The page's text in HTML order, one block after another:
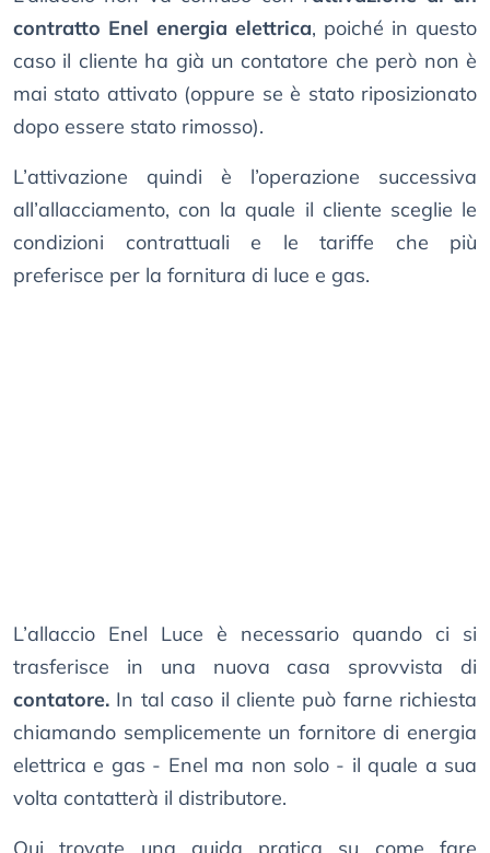
contratto Enel energia elettrica, poiché in questo
caso il cliente ha già un contatore che però non è
mai stato attivato (oppure se è stato riposizionato
dopo essere stato rimosso).
L’attivazione quindi è l’operazione successiva
all’allacciamento, con la quale il cliente sceglie le
condizioni contrattuali e le tariffe che più
preferisce per la fornitura di luce e gas.
L’allaccio Enel Luce è necessario quando ci si
trasferisce in una nuova casa sprovvista di
contatore. In tal caso il cliente può farne richiesta
chiamando semplicemente un fornitore di energia
elettrica e gas - Enel ma non solo - il quale a sua
volta contatterà il distributore.